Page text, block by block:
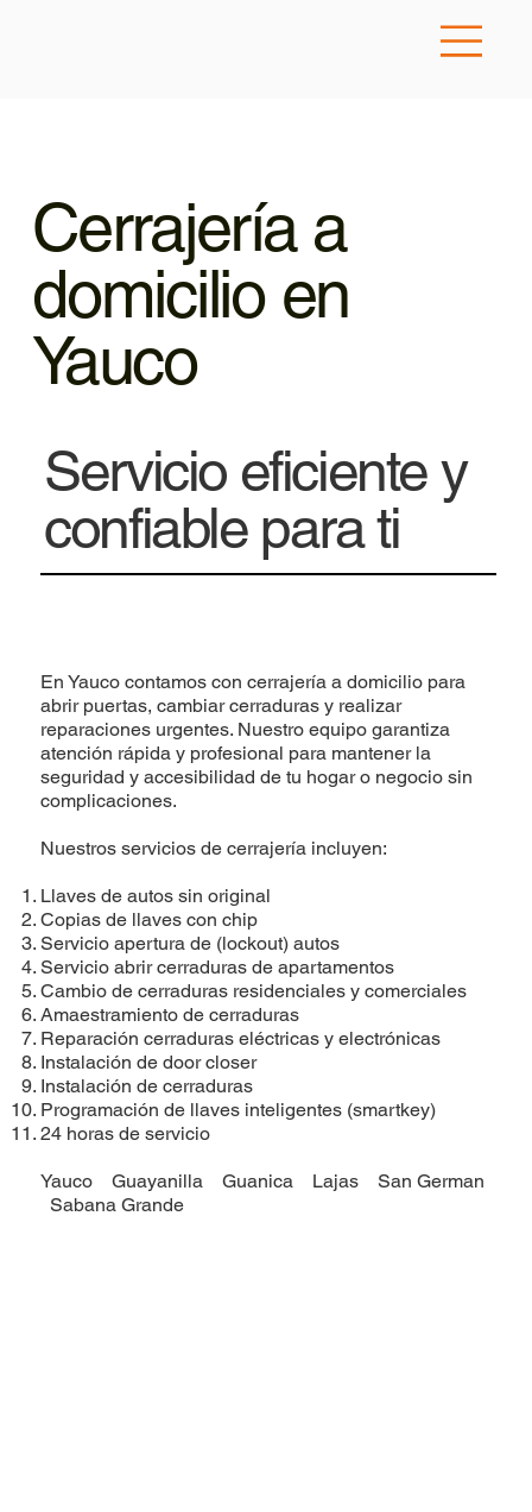
Cerrajería a
domicilio en
Yauco
Servicio eficiente y
confiable para ti
En Yauco contamos con cerrajería a domicilio para
abrir puertas, cambiar cerraduras y realizar
reparaciones urgentes. Nuestro equipo garantiza
atención rápida y profesional para mantener la
seguridad y accesibilidad de tu hogar o negocio sin
complicaciones.
Nuestros servicios de cerrajería incluyen:
Llaves de autos sin original
Copias de llaves con chip
Servicio apertura de (lockout) autos
Servicio abrir cerraduras de apartamentos
Cambio de cerraduras residenciales y comerciales
Amaestramiento de cerraduras
Reparación cerraduras eléctricas y electrónicas
Instalación de door closer
Instalación de cerraduras
​Programación de llaves inteligentes (smartkey)
24 horas de servicio
Yauco Guayanilla Guanica Lajas
San German
Sabana Grande